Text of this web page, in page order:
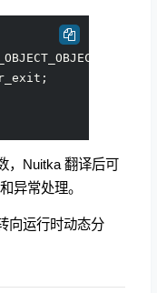
，Nuitka 翻译后可
异常处理。
向运行时动态分